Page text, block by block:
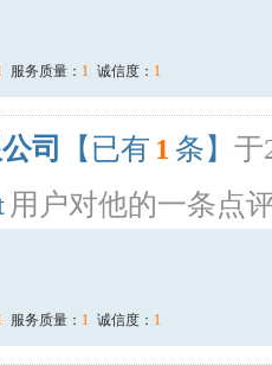
服务质量： 1 诚信度： 1
司 【已有 1 条】 于
用户对他的一条点
服务质量： 1 诚信度： 1